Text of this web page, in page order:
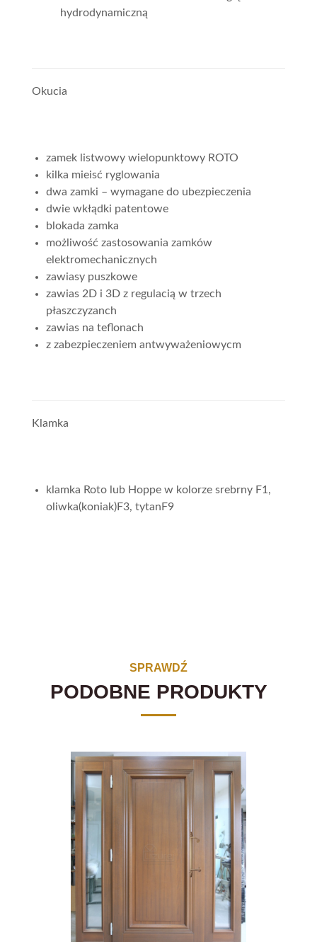
hydrodynamiczną
Okucia
zamek listwowy wielopunktowy ROTO
kilka mieisć ryglowania
dwa zamki – wymagane do ubezpieczenia
dwie wkłądki patentowe
blokada zamka
możliwość zastosowania zamków
elektromechanicznych
zawiasy puszkowe
zawias 2D i 3D z regulacią w trzech
płaszczyzanch
zawias na teflonach
z zabezpieczeniem antwyważeniowycm
Klamka
klamka Roto lub Hoppe w kolorze srebrny F1,
oliwka(koniak)F3, tytanF9
SPRAWDŹ
PODOBNE PRODUKTY